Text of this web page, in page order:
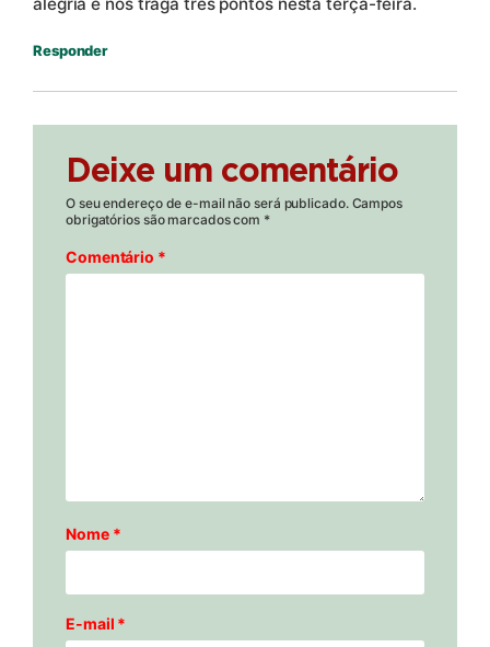
Responder
Deixe um comentário
O seu endereço de e-mail não será publicado. Campos
obrigatórios são marcados com *
Comentário *
Nome *
E-mail *